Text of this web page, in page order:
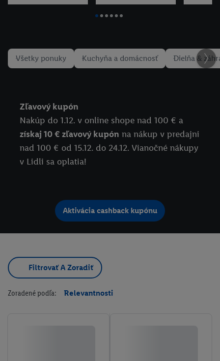
Všetky ponuky Kuchyňa a domácnosť Dielňa &
Zľavový kupón
Nakúp do 1.12. v online shope nad 100 € a
získaj 10 € zľavový kupón na nákup v predajni
nad 100 € od 15.12. do 24.12. Vianočné nákupy
v Lidli sa oplatia!
Aktivácia cashback kupónu
Filtrovať A Zoradiť
Zoradené podľa: Relevantnosti